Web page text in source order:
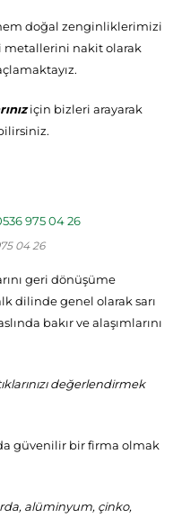
doğal zenginliklerimizi
metallerini nakit olarak
için bizleri arayarak
04 26
geri dönüşüme
dilinde genel olarak sarı
bakır ve alaşımlarını
değerlendirmek
güvenilir bir firma olmak
alüminyum, çinko,